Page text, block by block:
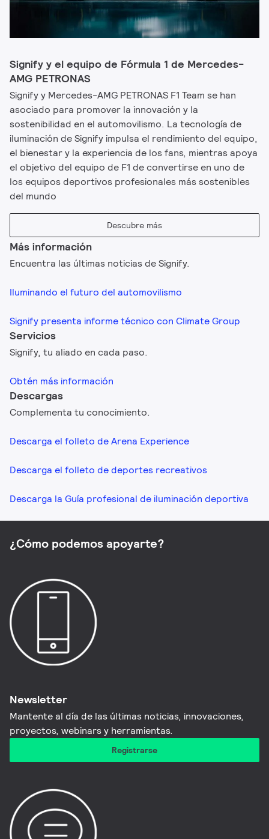
Signify y el equipo de Fórmula 1 de Mercedes-
AMG PETRONAS
Signify y Mercedes-AMG PETRONAS F1 Team se han
asociado para promover la innovación y la
sostenibilidad en el automovilismo. La tecnología de
iluminación de Signify impulsa el rendimiento del equipo,
el bienestar y la experiencia de los fans, mientras apoya
el objetivo del equipo de F1 de convertirse en uno de
los equipos deportivos profesionales más sostenibles
del mundo
Descubre más
Más información
Encuentra las últimas noticias de Signify.
Iluminando el futuro del automovilismo
Signify presenta informe técnico con Climate Group
Servicios
Signify, tu aliado en cada paso.
Obtén más información
Descargas
Complementa tu conocimiento.
Descarga el folleto de Arena Experience
Descarga el folleto de deportes recreativos
Descarga la Guía profesional de iluminación deportiva
¿Cómo podemos apoyarte?
Newsletter
Mantente al día de las últimas noticias, innovaciones,
proyectos, webinars y herramientas.
Registrarse